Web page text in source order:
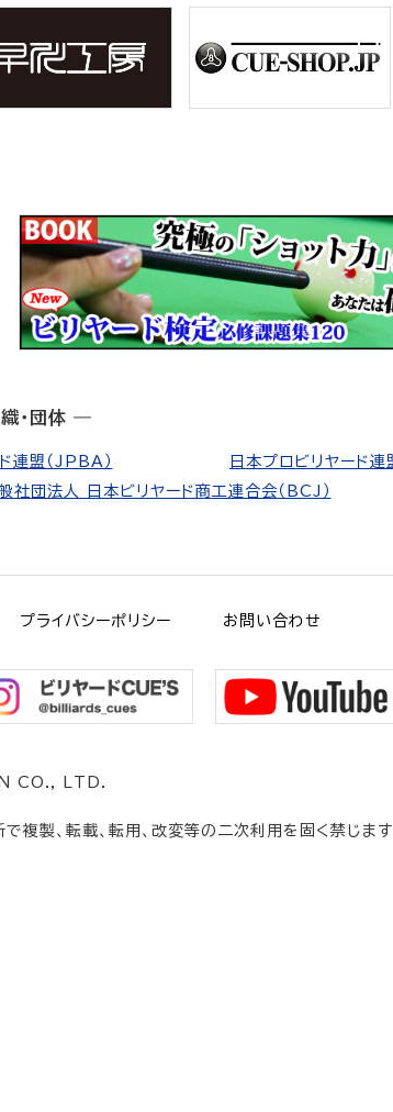
・団体 ―
連盟（JPBA）
日本プロビリヤード連
社団法人 日本ビリヤード商工連合会（BCJ）
プライバシーポリシー お問い合わせ
CO., LTD.
複製、転載、転用、改変等の二次利用を固く禁じます